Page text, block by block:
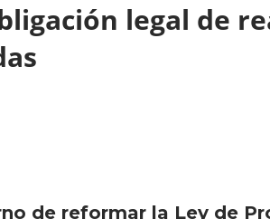
legal de
de reformar la Ley de